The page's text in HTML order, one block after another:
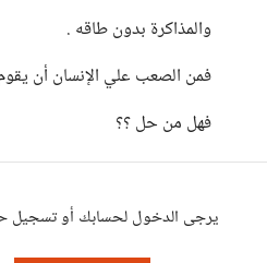
والمذاكرة بدون طاقه .
فمن الصعب علي الإنسان أن
فهل من حل ؟؟
يرجى الدخول لحسابك أو تسجيل